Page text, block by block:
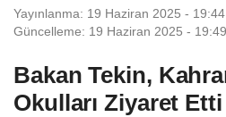
Yayınlanma: 19 Haziran 2025 - 19:44
Güncelleme: 19 Haziran 2025 - 19:49
Bakan Tekin,
Okulları Ziyaret Etti